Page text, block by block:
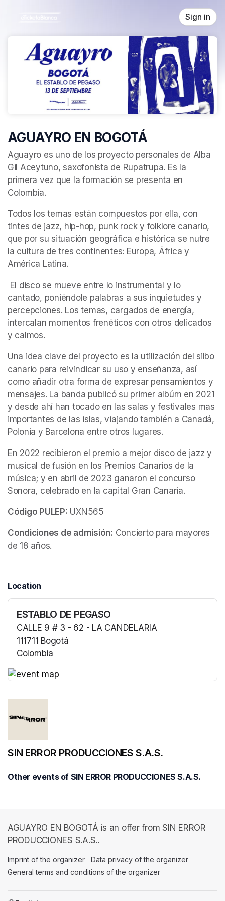
Sign in
AGUAYRO EN BOGOTÁ
Aguayro es uno de los proyecto personales de Alba
Gil Aceytuno, saxofonista de Rupatrupa. Es la
primera vez que la formación se presenta en
Colombia.
Todos los temas están compuestos por ella, con
tintes de jazz, hip-hop, punk rock y folklore canario,
que por su situación geográfica e histórica se nutre
la cultura de tres continentes: Europa, África y
América Latina.
cantado, poniéndole palabras a sus inquietudes y
percepciones. Los temas, cargados de energía,
intercalan momentos frenéticos con otros delicados
y calmos.
Una idea clave del proyecto es la utilización del silbo
canario para reivindicar su uso y enseñanza, así
como añadir otra forma de expresar pensamientos y
mensajes. La banda publicó su primer albúm en 2021
y desde ahí han tocado en las salas y festivales mas
importantes de las islas, viajando también a Canadá,
Polonia y Barcelona entre otros lugares.
En 2022 recibieron el premio a mejor disco de jazz y
musical de fusión en los Premios Canarios de la
música; y en abril de 2023 ganaron el concurso
Sonora, celebrado en la capital Gran Canaria.
Código PULEP: UXN565
Condiciones de admisión: Concierto para mayores
de 18 años.
Location
ESTABLO DE PEGASO
CALLE 9 # 3 - 62 - LA CANDELARIA
111711 Bogotá
Colombia
SIN ERROR PRODUCCIONES S.A.S.
Other events of SIN ERROR PRODUCCIONES S.A.S.
AGUAYRO EN BOGOTÁ is an offer from SIN ERROR
PRODUCCIONES S.A.S..
Imprint of the organizer (opens in a new tab)
Data privacy of the organizer
General terms and conditions of the organizer